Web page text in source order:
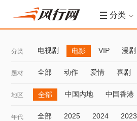
分类
分类 电视剧 电影 VIP 漫剧
题材 全部 动作 爱情 喜剧
地区 全部 中国内地 中国香港
年代 全部 2025 2024 2023